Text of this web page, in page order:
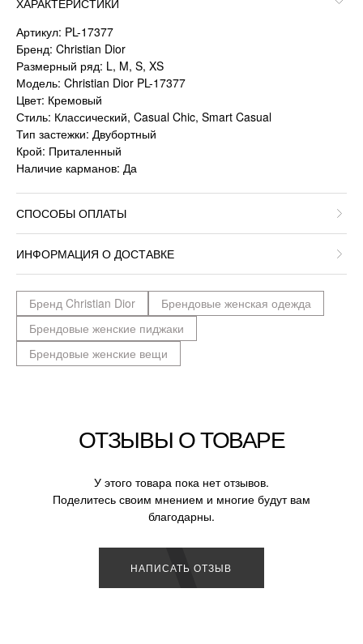
Артикул: PL-17377
Бренд: Christian Dior
Размерный ряд: L, M, S, XS
Модель: Christian Dior PL-17377
Цвет: Кремовый
Стиль: Классический, Casual Chic, Smart Casual
Тип застежки: Двубортный
Крой: Приталенный
Наличие карманов: Да
СПОСОБЫ ОПЛАТЫ
ИНФОРМАЦИЯ О ДОСТАВКЕ
Бренд Christian Dior
Брендовые женская одежда
Брендовые женские пиджаки
Брендовые женские вещи
ОТЗЫВЫ О ТОВАРЕ
У этого товара пока нет отзывов.
Поделитесь своим мнением и многие будут вам
благодарны.
НАПИСАТЬ ОТЗЫВ